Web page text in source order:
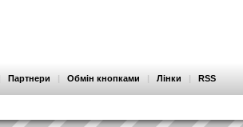
Партнери | Обмін кнопками | Лінки | RSS